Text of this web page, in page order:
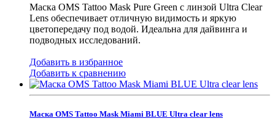
Маска OMS Tattoo Mask Pure Green с линзой Ultra Clear
Lens обеспечивает отличную видимость и яркую
цветопередачу под водой. Идеальна для дайвинга и
подводных исследований.
Добавить в избранное
Добавить к сравнению
Маска OMS Tattoo Mask Miami BLUE Ultra clear lens